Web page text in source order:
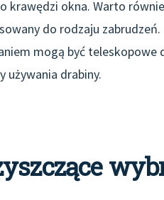
krawędzi okna. Warto
do rodzaju
mogą być
używania drabiny.